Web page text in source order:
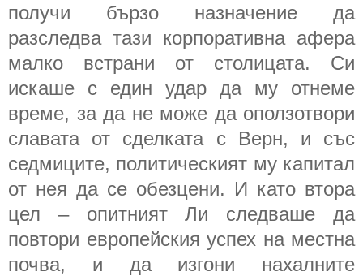
получи бързо назначение да
разследва тази корпоративна афера
малко встрани от столицата. Си
искаше с един удар да му отнеме
време, за да не може да оползотвори
славата от сделката с Верн, и със
седмиците, политическият му капитал
от нея да се обезцени. И като втора
цел – опитният Ли следваше да
повтори европейския успех на местна
почва, и да изгони нахалните